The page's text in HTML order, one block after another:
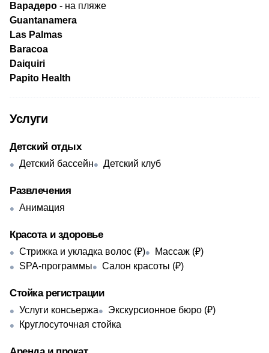
Варадеро - на пляже
Guantanamera
Las Palmas
Baracoa
Daiquiri
Papito Health
Услуги
Детский отдых
Детский бассейн Детский клуб
Развлечения
Анимация
Красота и здоровье
Стрижка и укладка волос (₽)
Массаж (₽)
SPA-программы
Салон красоты (₽)
Стойка регистрации
Услуги консьержа
Экскурсионное бюро (₽)
Круглосуточная стойка